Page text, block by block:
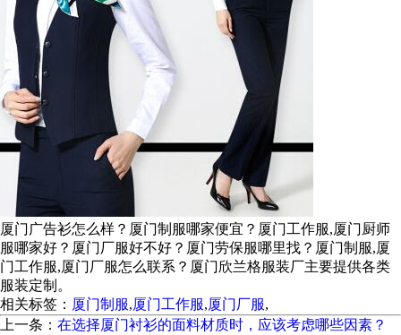
厦门广告衫怎么样？厦门制服哪家便宜？厦门工作服,厦门厨师
服哪家好？厦门厂服好不好？厦门劳保服哪里找？厦门制服,厦
门工作服,厦门厂服怎么联系？厦门欣兰格服装厂主要提供各类
服装定制。
相关标签： 厦门制服,厦门工作服,厦门厂服,
上一条： 在选择厦门衬衫的面料材质时，应该考虑哪些因素？